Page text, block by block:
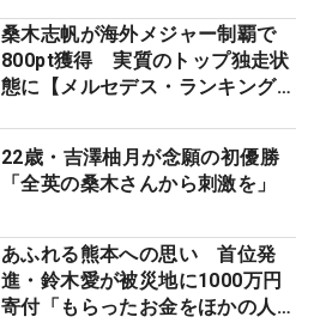
桑木志帆が海外メジャー制覇で
800pt獲得 実質のトップ独走状
態に【メルセデス・ランキング番
22歳・吉澤柚月が念願の初優勝
「全英の桑木さんから刺激を」
あふれる熊本への思い 首位発
進・鈴木愛が被災地に1000万円
寄付「もらったお金をほかの人